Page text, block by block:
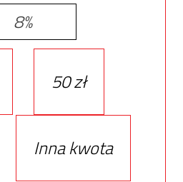
8%
50 zł
Inna kwota